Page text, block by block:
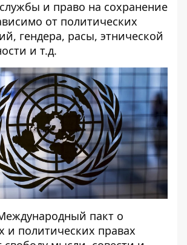
и право на сохранение
от политических
гендера, расы, этнической
и т.д.
пакт о
и политических правах